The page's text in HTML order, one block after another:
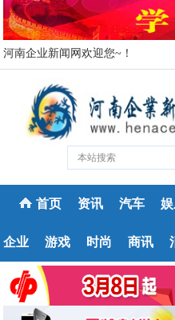
河南企业新闻网欢迎您~！
首页 资讯 汽车
企业 游戏 时尚 商讯